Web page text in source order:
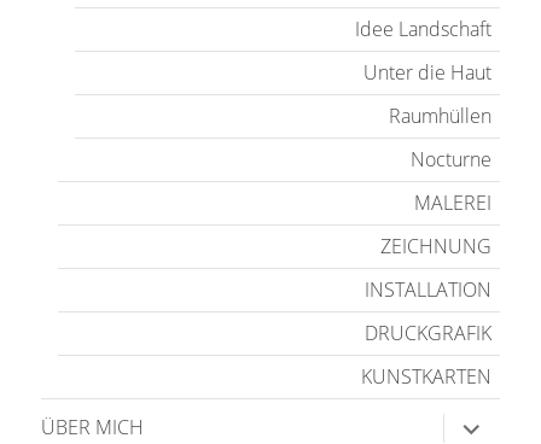
Idee Landschaft
Unter die Haut
Raumhüllen
Nocturne
MALEREI
ZEICHNUNG
INSTALLATION
DRUCKGRAFIK
KUNSTKARTEN
ÜBER MICH